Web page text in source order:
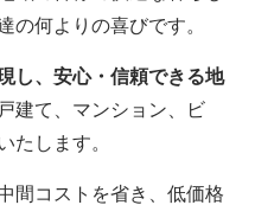
の何よりの喜びです。
し、安心・信頼できる地
建て、マンション、ビ
たします。
間コストを省き、低価格